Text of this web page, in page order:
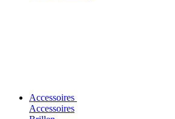
Accessoires
Accessoires